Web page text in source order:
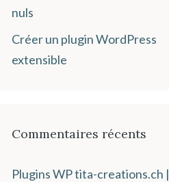
nuls
Créer un plugin WordPress
extensible
Commentaires récents
Plugins WP tita-creations.ch |